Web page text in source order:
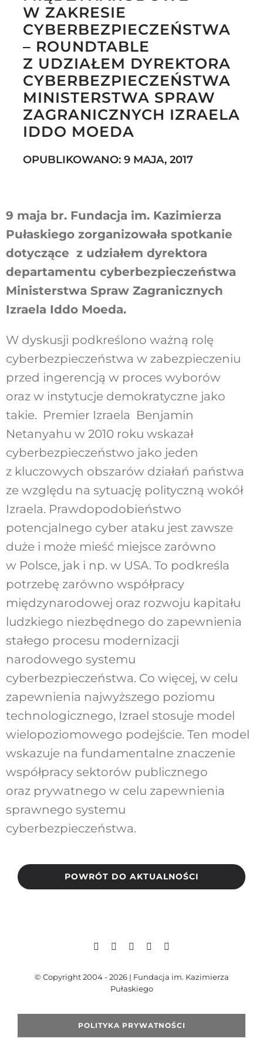
W ZAKRESIE
CYBERBEZPIECZEŃSTWA
– ROUNDTABLE
Z UDZIAŁEM DYREKTORA
CYBERBEZPIECZEŃSTWA
MINISTERSTWA SPRAW
ZAGRANICZNYCH IZRAELA
IDDO MOEDA
OPUBLIKOWANO: 9 MAJA, 2017
9 maja br. Fundacja im. Kazimierza
Pułaskiego zorganizowała spotkanie
dotyczące z udziałem dyrektora
departamentu cyberbezpieczeństwa
Ministerstwa Spraw Zagranicznych
Izraela Iddo Moeda.
W dyskusji podkreślono ważną rolę
cyberbezpieczeństwa w zabezpieczeniu
przed ingerencją w proces wyborów
oraz w instytucje demokratyczne jako
takie. Premier Izraela Benjamin
Netanyahu w 2010 roku wskazał
cyberbezpieczeństwo jako jeden
z kluczowych obszarów działań państwa
ze względu na sytuację polityczną wokół
Izraela. Prawdopodobieństwo
potencjalnego cyber ataku jest zawsze
duże i może mieść miejsce zarówno
w Polsce, jak i np. w USA. To podkreśla
potrzebę zarówno współpracy
międzynarodowej oraz rozwoju kapitału
ludzkiego niezbędnego do zapewnienia
stałego procesu modernizacji
narodowego systemu
cyberbezpieczeństwa. Co więcej, w celu
zapewnienia najwyższego poziomu
technologicznego, Izrael stosuje model
wielopoziomowego podejście. Ten model
wskazuje na fundamentalne znaczenie
współpracy sektorów publicznego
oraz prywatnego w celu zapewnienia
sprawnego systemu
cyberbezpieczeństwa.
POWRÓT DO AKTUALNOŚCI
© Copyright 2004 - 2026 | Fundacja im. Kazimierza
Pułaskiego
POLITYKA PRYWATNOŚCI